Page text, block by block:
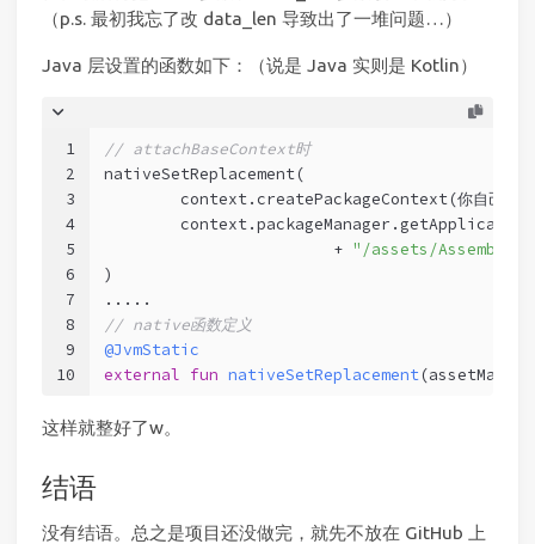
（p.s. 最初我忘了改 data_len 导致出了一堆问题…）
Java 层设置的函数如下：（说是 Java 实则是 Kotlin）
1
2
3
4
5
6
7
8
9
10
// attachBaseContext时
nativeSetReplacement(
context.createPackageContext(你自己的
			+
"/assets/Assembly-
)
.....
// native函数定义
@JvmStatic
external fun nativeSetReplacement
这样就整好了w。
结语
没有结语。总之是项目还没做完，就先不放在 GitHub 上